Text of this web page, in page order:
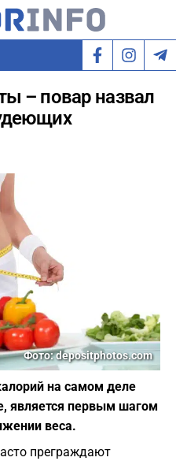
– повар назвал
Фото: depositphotos.com
на самом деле
является первым шагом
веса.
преграждают